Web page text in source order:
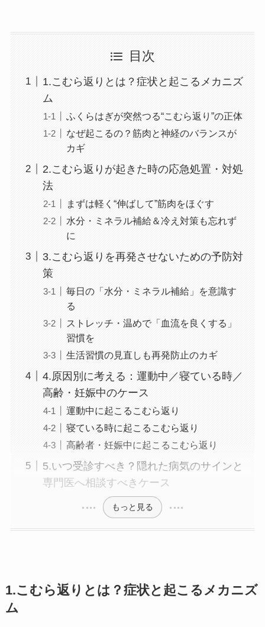
目次
1.こむら返りとは？症状と起こるメカニズ
ム
ふくらはぎが突然つる“こむら返り”の正体
なぜ起こるの？筋肉と神経のバランスが
カギ
2.こむら返りが起きた時の応急処置・対処
法
まずは軽く“伸ばして”筋肉をほぐす
水分・ミネラル補給＆冷え対策も忘れず
に
3.こむら返りを再発させないための予防対
策
毎日の「水分・ミネラル補給」を意識す
る
ストレッチ・温めで「血流を良くする」
習慣を
生活習慣の見直しも再発防止のカギ
4.原因別に考える：運動中／寝ている時／
高齢・妊娠中のケース
運動中に起こるこむら返り
寝ている時に起こるこむら返り
高齢者・妊娠中に起こるこむら返り
5.いつ受診すべき？隠れた病気のサインと
専門医へ相談すべきケース
もっと見る
1.こむら返りとは？症状と起こるメカニズ
ム